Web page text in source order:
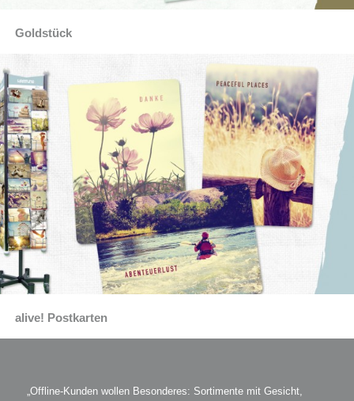
Goldstück
alive! Postkarten
„Offline-Kunden wollen Besonderes: Sortimente mit Gesicht,